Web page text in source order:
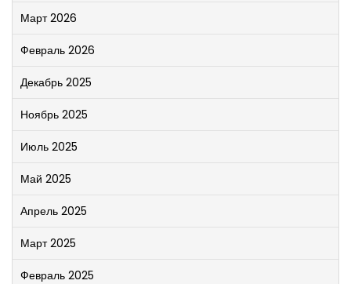
Март 2026
Февраль 2026
Декабрь 2025
Ноябрь 2025
Июль 2025
Май 2025
Апрель 2025
Март 2025
Февраль 2025